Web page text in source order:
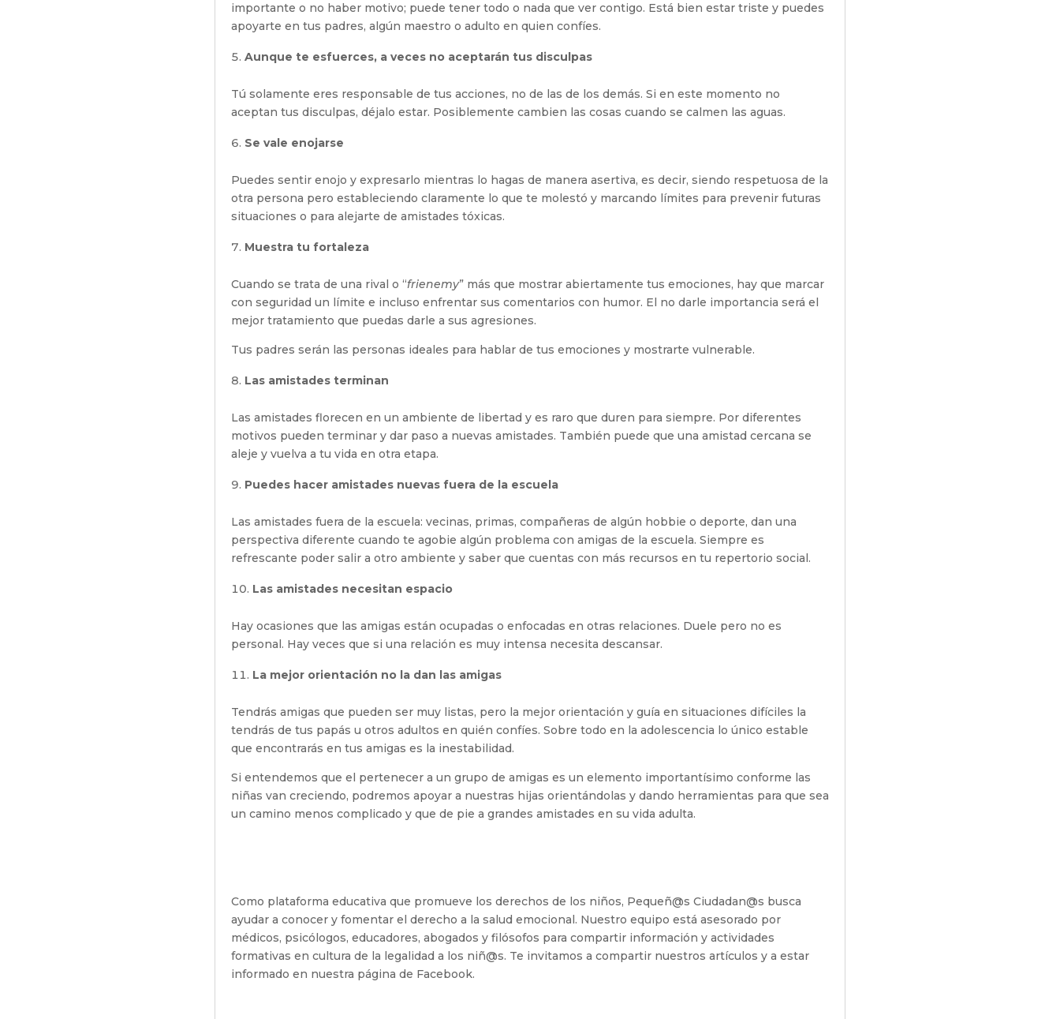
importante o no haber motivo; puede tener todo o nada que ver contigo. Está bien estar triste y puedes
apoyarte en tus padres, algún maestro o adulto en quien confíes.
Aunque te esfuerces, a veces no aceptarán tus disculpas
Tú solamente eres responsable de tus acciones, no de las de los demás. Si en este momento no
aceptan tus disculpas, déjalo estar. Posiblemente cambien las cosas cuando se calmen las aguas.
Se vale enojarse
Puedes sentir enojo y expresarlo mientras lo hagas de manera asertiva, es decir, siendo respetuosa de la
otra persona pero estableciendo claramente lo que te molestó y marcando límites para prevenir futuras
situaciones o para alejarte de amistades tóxicas.
Muestra tu fortaleza
Cuando se trata de una rival o “frienemy” más que mostrar abiertamente tus emociones, hay que marcar
con seguridad un límite e incluso enfrentar sus comentarios con humor. El no darle importancia será el
mejor tratamiento que puedas darle a sus agresiones.
Tus padres serán las personas ideales para hablar de tus emociones y mostrarte vulnerable.
Las amistades terminan
Las amistades florecen en un ambiente de libertad y es raro que duren para siempre. Por diferentes
motivos pueden terminar y dar paso a nuevas amistades. También puede que una amistad cercana se
aleje y vuelva a tu vida en otra etapa.
Puedes hacer amistades nuevas fuera de la escuela
Las amistades fuera de la escuela: vecinas, primas, compañeras de algún hobbie o deporte, dan una
perspectiva diferente cuando te agobie algún problema con amigas de la escuela. Siempre es
refrescante poder salir a otro ambiente y saber que cuentas con más recursos en tu repertorio social.
Las amistades necesitan espacio
Hay ocasiones que las amigas están ocupadas o enfocadas en otras relaciones. Duele pero no es
personal. Hay veces que si una relación es muy intensa necesita descansar.
La mejor orientación no la dan las amigas
Tendrás amigas que pueden ser muy listas, pero la mejor orientación y guía en situaciones difíciles la
tendrás de tus papás u otros adultos en quién confíes. Sobre todo en la adolescencia lo único estable
que encontrarás en tus amigas es la inestabilidad.
Si entendemos que el pertenecer a un grupo de amigas es un elemento importantísimo conforme las
niñas van creciendo, podremos apoyar a nuestras hijas orientándolas y dando herramientas para que sea
un camino menos complicado y que de pie a grandes amistades en su vida adulta.
Como plataforma educativa que promueve los derechos de los niños, Pequeñ@s Ciudadan@s busca
ayudar a conocer y fomentar el derecho a la salud emocional. Nuestro equipo está asesorado por
médicos, psicólogos, educadores, abogados y filósofos para compartir información y actividades
formativas en cultura de la legalidad a los niñ@s. Te invitamos a compartir nuestros artículos y a estar
informado en nuestra página de Facebook.